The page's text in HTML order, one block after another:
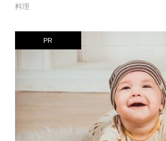
料理
PR